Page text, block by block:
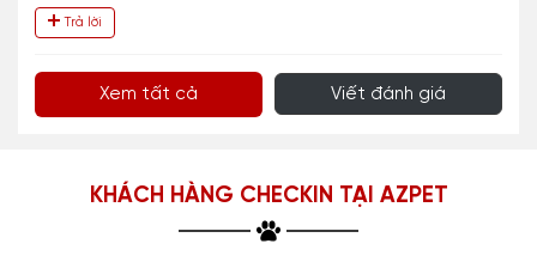
Trả lời
Xem tất cả Viết đánh giá
KHÁCH HÀNG CHECKIN TẠI AZPET